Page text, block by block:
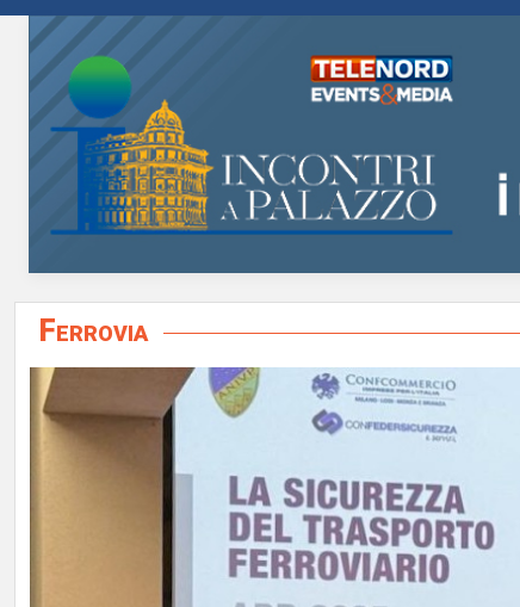
Ferrovia